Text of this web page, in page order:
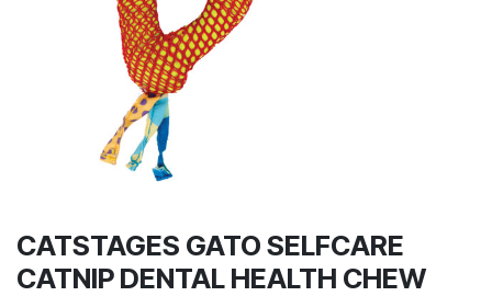
CATSTAGES GATO SELFCARE
CATNIP DENTAL HEALTH CHEW